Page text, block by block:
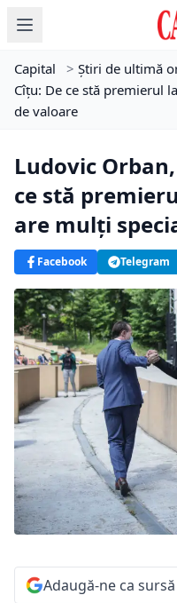
Capital > Știri de ultimă
Cîţu: De ce stă premierul
de valoare
Ludovic
ce stă
are mulţi
Facebook Telegram
Adaugă-ne ca